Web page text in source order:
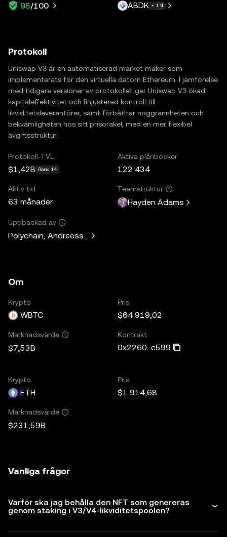
95/100 ABDK + 1 till
Protokoll
Uniswap V3 är en automatiserad market maker som
implementerats för den virtuella datorn Ethereum. I jämförelse
med tidigare versioner av protokollet ger Uniswap V3 ökad
kapitaleffektivitet och finjusterad kontroll till
likviditetsleverantörer, samt förbättrar noggrannheten och
bekvämligheten hos sitt prisorakel, med en mer flexibel
avgiftsstruktur.
Protokoll-TVL
$1,42B Rank 14
Aktiva plånböcker
122 434
Aktiv tid
63 månader
Teamstruktur
Hayden Adams
Uppbackad av
Polychain, Andreessen Horowitz, Paradigm, Variant Fund,
Om
Krypto
WBTC
Pris
$64 919,02
Marknadsvärde
$7,53B
Kontrakt
0x2260...c599
Krypto
ETH
Pris
$1 914,68
Marknadsvärde
$231,59B
Vanliga frågor
Varför ska jag behålla den NFT som genereras
genom staking i V3/V4-likviditetspoolen?